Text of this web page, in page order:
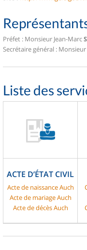
Préfet : Monsieur Jean-Marc
Secrétaire général :
Liste des
ACTE D’ÉTAT CIVIL
Acte de naissance Auch
Acte de mariage Auch
Acte de décès Auch